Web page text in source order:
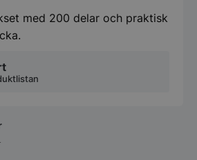
med 200 delar och praktisk